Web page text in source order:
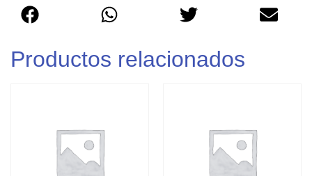
Productos relacionados